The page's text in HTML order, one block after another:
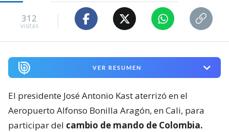
312
visitas
VER RESUMEN
El presidente José Antonio Kast aterrizó en el
Aeropuerto Alfonso Bonilla Aragón, en Cali, para
participar del cambio de mando de Colombia.